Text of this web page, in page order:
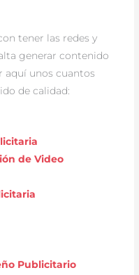
tener las redes y
generar contenido
aquí unos cuantos
de calidad:
de Video
Publicitario